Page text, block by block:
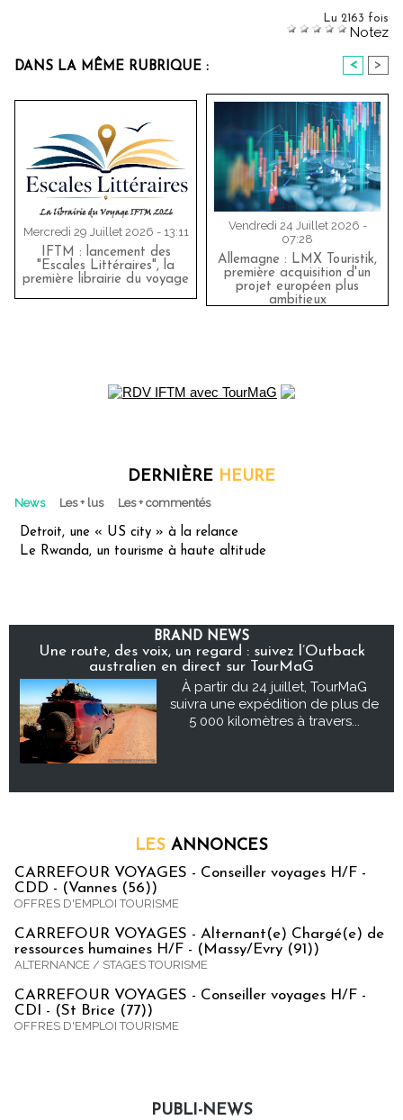
Lu 2163 fois
Notez
DANS LA MÊME RUBRIQUE : < >
Mercredi 29 Juillet 2026 - 13:11
IFTM : lancement des
"Escales Littéraires", la
première librairie du voyage
Vendredi 24 Juillet 2026 -
07:28
Allemagne : LMX Touristik,
première acquisition d'un
projet européen plus
ambitieux
DERNIÈRE HEURE
News Les + lus Les + commentés
Detroit, une « US city » à la relance
Le Rwanda, un tourisme à haute altitude
BRAND NEWS
Une route, des voix, un regard : suivez l’Outback
australien en direct sur TourMaG
À partir du 24 juillet, TourMaG
suivra une expédition de plus de
5 000 kilomètres à travers...
LES ANNONCES
CARREFOUR VOYAGES - Conseiller voyages H/F -
CDD - (Vannes (56))
OFFRES D'EMPLOI TOURISME
CARREFOUR VOYAGES - Alternant(e) Chargé(e) de
ressources humaines H/F - (Massy/Evry (91))
ALTERNANCE / STAGES TOURISME
CARREFOUR VOYAGES - Conseiller voyages H/F -
CDI - (St Brice (77))
OFFRES D'EMPLOI TOURISME
PUBLI-NEWS